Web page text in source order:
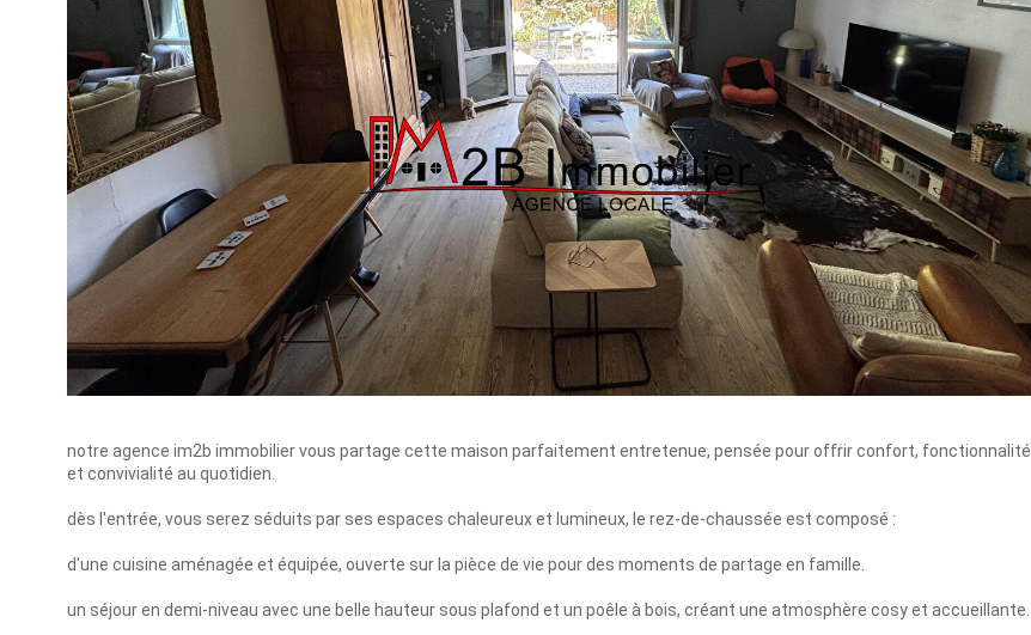
notre agence im2b immobilier vous partage cette maison parfaitement entretenue, pensée pour offrir confort, fonctionnalité
et convivialité au quotidien.
dès l'entrée, vous serez séduits par ses espaces chaleureux et lumineux, le rez-de-chaussée est composé :
d'une cuisine aménagée et équipée, ouverte sur la pièce de vie pour des moments de partage en famille.
un séjour en demi-niveau avec une belle hauteur sous plafond et un poêle à bois, créant une atmosphère cosy et accueillante.